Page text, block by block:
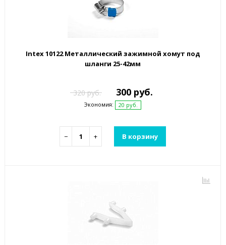
Intex 10122 Металлический зажимной хомут под
шланги 25-42мм
320 руб. 300 руб.
Экономия: 20 руб.
− + В корзину